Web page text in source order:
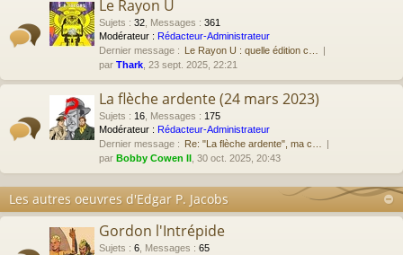
Le Rayon U
Sujets : 32 Messages : 361
Modérateur : Rédacteur-Administrateur
Dernier message : Le Rayon U : quelle édition c…
par Thark , 23 sept. 2025, 22:21
La flèche ardente (24 mars 2023)
Sujets : 16 Messages : 175
Modérateur : Rédacteur-Administrateur
Dernier message : Re: "La flèche ardente", ma c…
par Bobby Cowen II , 30 oct. 2025, 20:43
Les autres oeuvres d'Edgar P. Jacobs
Gordon l'Intrépide
Sujets : 6 Messages : 65